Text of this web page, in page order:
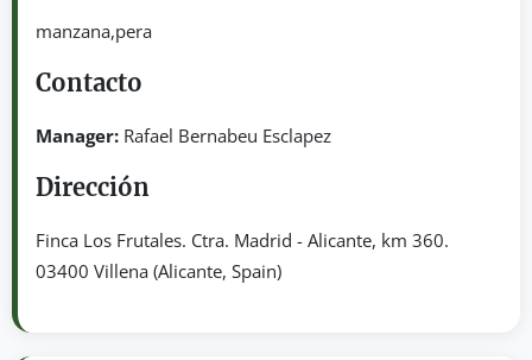
manzana,pera
Contacto
Manager: Rafael Bernabeu Esclapez
Dirección
Finca Los Frutales. Ctra. Madrid - Alicante, km 360.
03400 Villena (Alicante, Spain)